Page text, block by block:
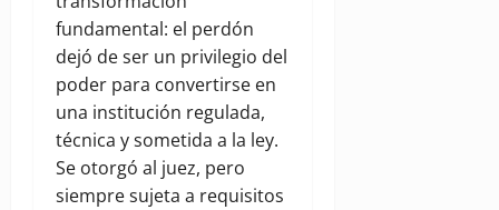
fundamental: el perdón
dejó de ser un privilegio del
poder para convertirse en
una institución regulada,
técnica y sometida a la ley.
Se otorgó al juez, pero
siempre sujeta a requisitos